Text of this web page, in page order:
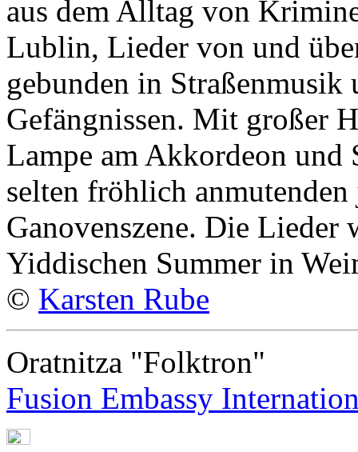
aus dem Alltag von
Lublin, Lieder von und
gebunden in Straßenmusik
Gefängnissen. Mit großer
Lampe am Akkordeon und
selten fröhlich
Ganovenszene. Die
Yiddischen Summer in
© Karsten Rube
Oratnitza "Folktron"
Fusion Embassy